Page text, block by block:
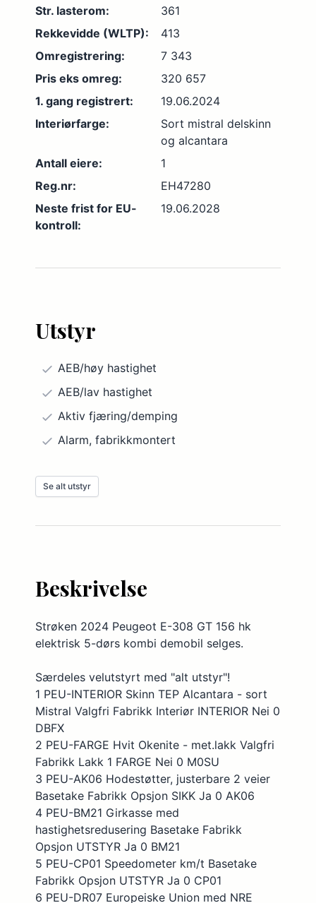
Str. lasterom:
361
Rekkevidde (WLTP):
413
Omregistrering:
7 343
Pris eks omreg:
320 657
1. gang registrert:
19.06.2024
Interiørfarge:
Sort mistral delskinn
og alcantara
Antall eiere:
1
Reg.nr:
EH47280
Neste frist for EU-
kontroll:
19.06.2028
Utstyr
AEB/høy hastighet
AEB/lav hastighet
Aktiv fjæring/demping
Alarm, fabrikkmontert
Automatisk kollisjonsbrems
DVD-spiller
Elektrisk seteregulering bak
Fartsholder med fartsbegrenser
Fartsholder, dynamisk
Fartsholder, normal
Feil kjøreretning, varsler
Filskiftvarsler dynamisk
Fotgjengerbeskytter
Frontlys, høydejusterbare
Frontrute, oppvarmet
Internettilkobling
Isofix barnesetefesting
Se alt utstyr
Beskrivelse
Strøken 2024 Peugeot E-308 GT 156 hk
elektrisk 5-dørs kombi demobil selges.
Særdeles velutstyrt med "alt utstyr"!
1 PEU-INTERIOR Skinn TEP Alcantara - sort
Mistral Valgfri Fabrikk Interiør INTERIOR Nei 0
DBFX
2 PEU-FARGE Hvit Okenite - met.lakk Valgfri
Fabrikk Lakk 1 FARGE Nei 0 M0SU
3 PEU-AK06 Hodestøtter, justerbare 2 veier
Basetake Fabrikk Opsjon SIKK Ja 0 AK06
4 PEU-BM21 Girkasse med
hastighetsredusering Basetake Fabrikk
Opsjon UTSTYR Ja 0 BM21
5 PEU-CP01 Speedometer km/t Basetake
Fabrikk Opsjon UTSTYR Ja 0 CP01
6 PEU-DR07 Europeiske Union med NRE